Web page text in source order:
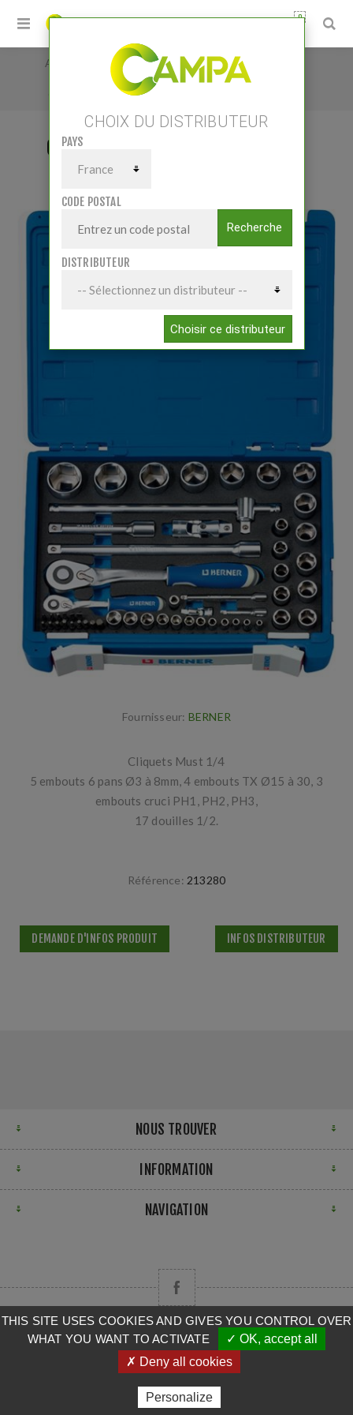
0
Accueil Petits matériels / Outillage atelier
Outillage manuel /
COFFRET CLIQUET ET DOUILLES 1/4
Fournisseur: BERNER
Cliquets Must 1/4
5 embouts 6 pans Ø3 à 8mm, 4 embouts TX Ø15 à 30, 3
embouts cruci PH1, PH2, PH3,
17 douilles 1/2.
Référence: 213280
DEMANDE D'INFOS PRODUIT INFOS DISTRIBUTEUR
NOUS TROUVER
INFORMATION
NAVIGATION
Copyright © 2026 CAMPA. Tous droits réservés.
Powered by nopCommerce
CHOIX DU DISTRIBUTEUR
PAYS
CODE POSTAL
Recherche
DISTRIBUTEUR
Choisir ce distributeur
THIS SITE USES COOKIES AND GIVES YOU CONTROL OVER
WHAT YOU WANT TO ACTIVATE
✓ OK, accept all
✗ Deny all cookies
Personalize